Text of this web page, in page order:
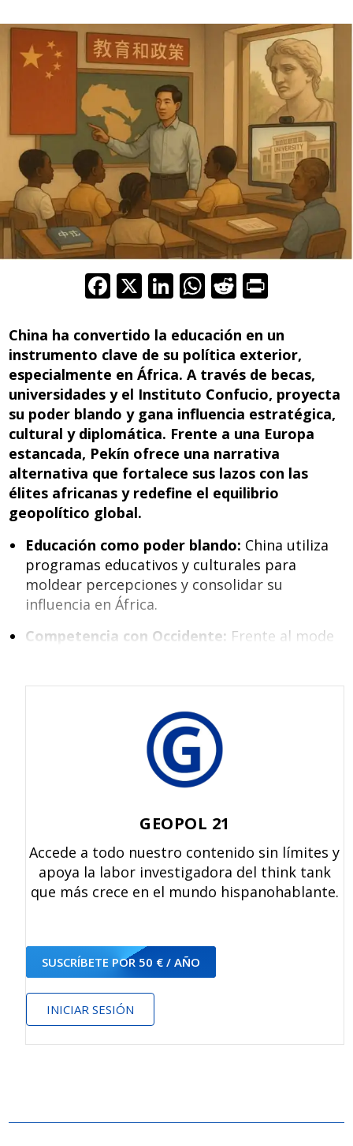
F
e
b
o
o
k
X Li
k
e
dI
n
W
at
s
A
p
p
R
d
di
t
t
China ha convertido la educación en un
instrumento clave de su política exterior,
especialmente en África. A través de becas,
universidades y el Instituto Confucio, proyecta
su poder blando y gana influencia estratégica,
cultural y diplomática. Frente a una Europa
estancada, Pekín ofrece una narrativa
alternativa que fortalece sus lazos con las
élites africanas y redefine el equilibrio
geopolítico global.
Educación como poder blando: China utiliza
programas educativos y culturales para
moldear percepciones y consolidar su
influencia en África.
Competencia con Occidente: Frente al mode
GEOPOL 21
Accede a todo nuestro contenido sin límites y
apoya la labor investigadora del think tank
que más crece en el mundo hispanohablante.
SUSCRÍBETE POR 50 € / AÑO
INICIAR SESIÓN